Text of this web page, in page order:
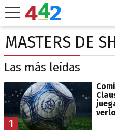
MASTERS DE
Las más leídas
1